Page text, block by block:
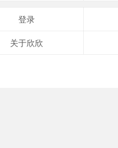
登录
关于欣欣